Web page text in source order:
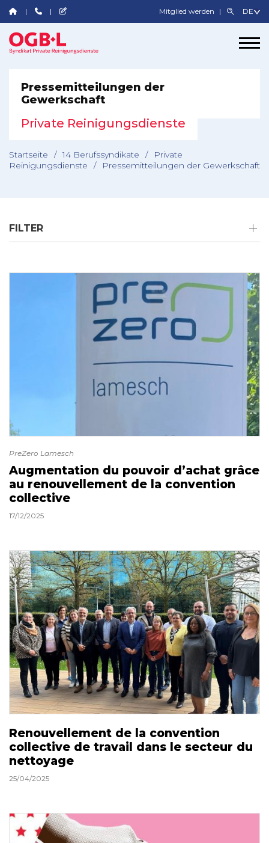
Mitglied werden
Pressemitteilungen der
Gewerkschaft
Private Reinigungsdienste
Startseite / 14 Berufssyndikate /
Private
Reinigungsdienste
/ Pressemitteilungen der Gewerkschaft
FILTER
PreZero Lamesch
Augmentation du pouvoir d’achat grâce
au renouvellement de la convention
collective
17/12/2025
Renouvellement de la convention
collective de travail dans le secteur du
nettoyage
25/04/2025